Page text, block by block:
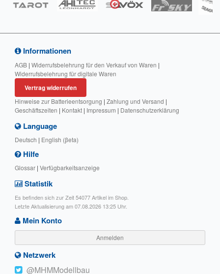
Informationen
AGB | Widerrufsbelehrung für den Verkauf von Waren |
Widerrufsbelehrung für digitale Waren
Vertrag widerrufen
Hinweise zur Batterieentsorgung | Zahlung und Versand |
Geschäftszeiten | Kontakt | Impressum | Datenschutzerklärung
Language
Deutsch | English (βeta)
Hilfe
Glossar | Verfügbarkeitsanzeige
Statistik
Es befinden sich zur Zeit 54077 Artikel im Shop.
Letzte Aktualisierung am 07.08.2026 13:25 Uhr.
Mein Konto
Anmelden
Netzwerk
@MHMModellbau